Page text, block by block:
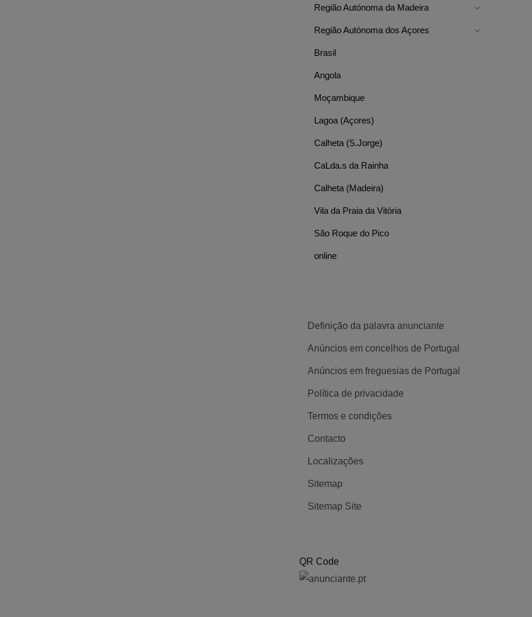
Região Autónoma da Madeira
Região Autónoma dos Açores
Brasil
Angola
Moçambique
Lagoa (Açores)
Calheta (S.Jorge)
CaLda.s da Rainha
Calheta (Madeira)
Vila da Praia da Vitória
São Roque do Pico
online
Definição da palavra anunciante
Anúncios em concelhos de Portugal
Anúncios em freguesias de Portugal
Política de privacidade
Termos e condições
Contacto
Localizações
Sitemap
Sitemap Site
QR Code